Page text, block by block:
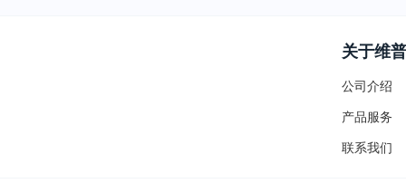
关于维普
公司介绍
产品服务
联系我们